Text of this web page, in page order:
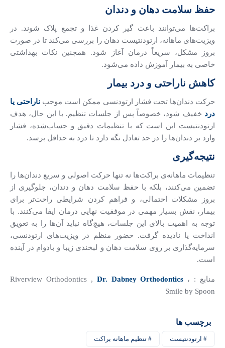
حفظ سلامت دهان و دندان
براکت‌ها می‌توانند باعث گیر کردن غذا و تجمع پلاک شوند. در
ویزیت‌های ماهانه، ارتودنتیست دهان را بررسی می‌کند تا در صورت
بروز مشکل، سریعاً درمان آغاز شود. همچنین نکات بهداشتی
خاصی به بیمار آموزش داده می‌شود.
کاهش ناراحتی و درد بیمار
حرکت دندان‌ها تحت فشار ارتودنسی ممکن است موجب ناراحتی یا
درد خفیف شود، خصوصاً پس از جلسات تنظیم. با این حال، هدف
ارتودنتیست این است که با تنظیمات دقیق و حساب‌شده، فشار
وارد بر دندان‌ها را در حد تعادل نگه دارد تا درد به حداقل برسد.
نتیجه‌گیری
تنظیمات ماهانه‌ی براکت‌ها نه تنها حرکت اصولی و سریع دندان‌ها را
تضمین می‌کنند، بلکه با حفظ سلامت دهان و دندان، جلوگیری از
بروز مشکلات احتمالی، و فراهم کردن شرایطی راحت‌تر برای
بیمار، نقش بسیار مهمی در موفقیت نهایی درمان ایفا می‌کنند. با
توجه به اهمیت بالای این جلسات، هیچ‌گاه نباید آن‌ها را به تعویق
انداخت یا نادیده گرفت. حضور منظم در ویزیت‌های ارتودنسی،
سرمایه‌گذاری بر روی سلامت دهان و لبخندی زیبا و بادوام در آینده
است.
منابع : Riverview Orthodontics , Dr. Dabney Orthodontics ،
Smile by Spoon
برچسب ها
# ارتودنتیست # تنظیم ماهانه براکت